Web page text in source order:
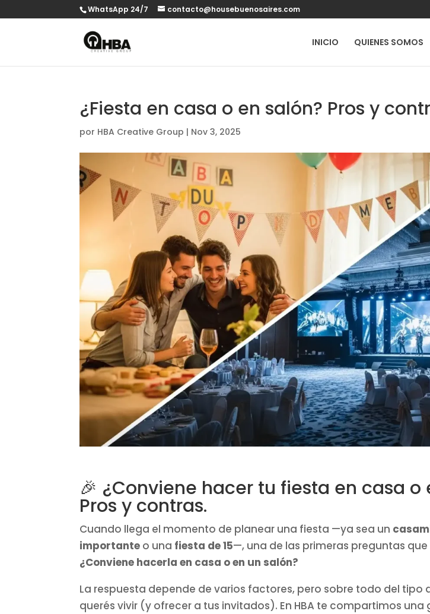
WhatsApp 24/7 contacto@housebuenosaires.com
INICIO QUIENES SOMOS
¿Fiesta en casa o en salón? Pros y
por HBA Creative Group | Nov 3, 2025
🎉 ¿Conviene hacer tu fiesta en casa o
Pros y contras.
Cuando llega el momento de planear una fiesta —ya sea un
importante o una fiesta de 15—, una de las primeras preguntas
¿Conviene hacerla en casa o en un salón?
La respuesta depende de varios factores, pero sobre todo del tipo
querés vivir (y ofrecer a tus invitados). En HBA te compartimos